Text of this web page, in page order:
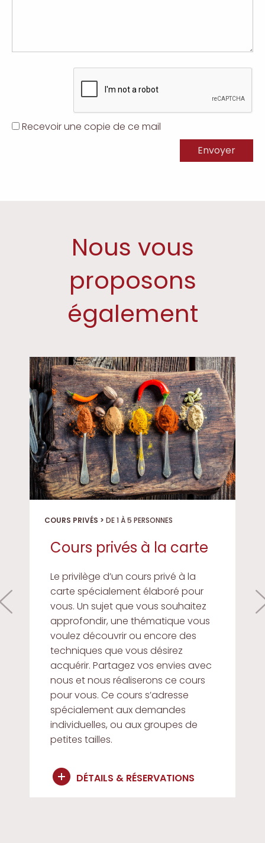
Recevoir une copie de ce mail
Nous vous
proposons
également
COURS PRIVÉS > DE 1 À 5 PERSONNES
Cours privés à la carte
Le privilège d’un cours privé à la
carte spécialement élaboré pour
vous. Un sujet que vous souhaitez
approfondir, une thématique vous
voulez découvrir ou encore des
techniques que vous désirez
acquérir. Partagez vos envies avec
nous et nous réaliserons ce cours
pour vous. Ce cours s’adresse
spécialement aux demandes
individuelles, ou aux groupes de
petites tailles.
DÉTAILS & RÉSERVATIONS